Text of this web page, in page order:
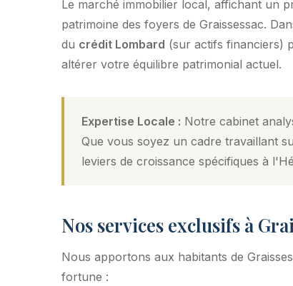
Le marché immobilier local, affichant un
patrimoine des foyers de Graissessac.
du crédit Lombard (sur actifs financiers)
altérer votre équilibre patrimonial actuel.
Expertise Locale : Notre cabinet
Que vous soyez un cadre travaillant
leviers de croissance spécifiques à
Nos services exclusifs à
Nous apportons aux habitants de
fortune :